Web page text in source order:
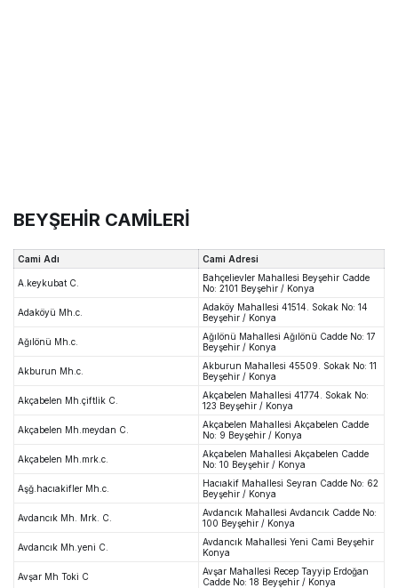
BEYŞEHİR CAMİLERİ
Cami Adı Cami Adresi
A.keykubat C.
Bahçelievler Mahallesi Beyşehir Cadde
No: 2101 Beyşehir / Konya
Adaköyü Mh.c.
Adaköy Mahallesi 41514. Sokak No: 14
Beyşehir / Konya
Ağılönü Mh.c.
Ağılönü Mahallesi Ağılönü Cadde No: 17
Beyşehir / Konya
Akburun Mh.c.
Akburun Mahallesi 45509. Sokak No: 11
Beyşehir / Konya
Akçabelen Mh.çiftlik C.
Akçabelen Mahallesi 41774. Sokak No:
123 Beyşehir / Konya
Akçabelen Mh.meydan C.
Akçabelen Mahallesi Akçabelen Cadde
No: 9 Beyşehir / Konya
Akçabelen Mh.mrk.c.
Akçabelen Mahallesi Akçabelen Cadde
No: 10 Beyşehir / Konya
Aşğ.hacıakifler Mh.c.
Hacıakif Mahallesi Seyran Cadde No: 62
Beyşehir / Konya
Avdancık Mh. Mrk. C.
Avdancık Mahallesi Avdancık Cadde No:
100 Beyşehir / Konya
Avdancık Mh.yeni C.
Avdancık Mahallesi Yeni Cami Beyşehir
Konya
Avşar Mh Toki C
Avşar Mahallesi Recep Tayyip Erdoğan
Cadde No: 18 Beyşehir / Konya